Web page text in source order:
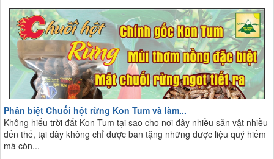
Phân biệt Chuối hột rừng Kon Tum và làm...
Không hiểu trời đất Kon Tum tại sao cho nơi đây nhiều sản vật nhiều
đến thế, tại đây không chỉ được ban tặng những dược liệu quý hiếm
mà còn...